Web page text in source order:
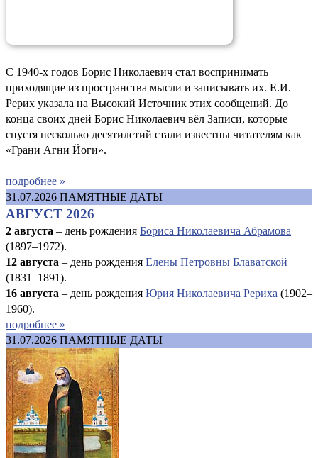
С 1940-х годов Борис Николаевич стал воспринимать
приходящие из пространства мысли и записывать их. Е.И.
Рерих указала на Высокий Источник этих сообщений. До
конца своих дней Борис Николаевич вёл Записи, которые
спустя несколько десятилетий стали известны читателям как
«Грани Агни Йоги».
подробнее »
31.07.2026 ПАМЯТНЫЕ ДАТЫ
АВГУСТ 2026
2 августа – день рождения Бориса Николаевича Абрамова
(1897–1972).
12 августа – день рождения Елены Петровны Блаватской
(1831–1891).
16 августа – день рождения Юрия Николаевича Рериха (1902–
1960).
подробнее »
31.07.2026 ПАМЯТНЫЕ ДАТЫ